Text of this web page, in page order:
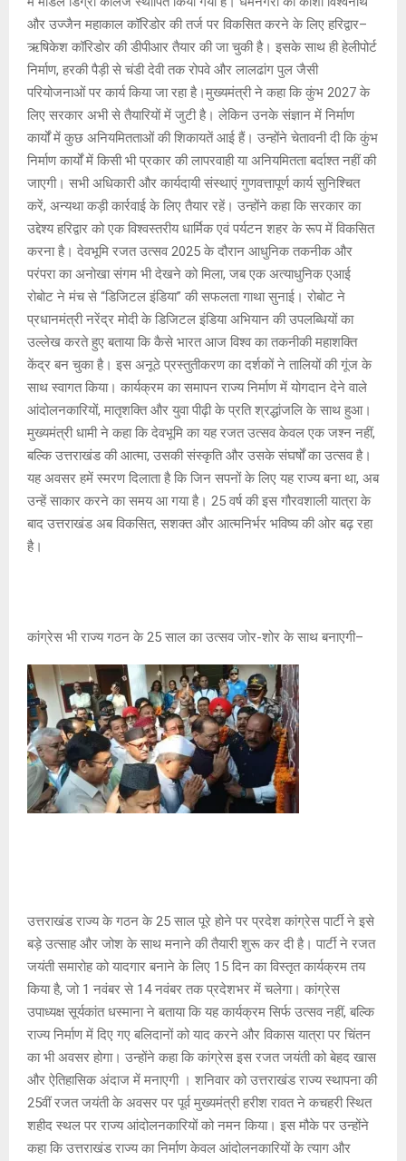
और उज्जैन महाकाल कॉरिडोर की तर्ज पर विकसित करने के लिए हरिद्वार–
ऋषिकेश कॉरिडोर की डीपीआर तैयार की जा चुकी है। इसके साथ ही हेलीपोर्ट
निर्माण, हरकी पैड़ी से चंडी देवी तक रोपवे और लालढांग पुल जैसी
परियोजनाओं पर कार्य किया जा रहा है।मुख्यमंत्री ने कहा कि कुंभ 2027 के
लिए सरकार अभी से तैयारियों में जुटी है। लेकिन उनके संज्ञान में निर्माण
कार्यों में कुछ अनियमितताओं की शिकायतें आई हैं। उन्होंने चेतावनी दी कि कुंभ
निर्माण कार्यों में किसी भी प्रकार की लापरवाही या अनियमितता बर्दाश्त नहीं की
जाएगी। सभी अधिकारी और कार्यदायी संस्थाएं गुणवत्तापूर्ण कार्य सुनिश्चित
करें, अन्यथा कड़ी कार्रवाई के लिए तैयार रहें। उन्होंने कहा कि सरकार का
उद्देश्य हरिद्वार को एक विश्वस्तरीय धार्मिक एवं पर्यटन शहर के रूप में विकसित
करना है। देवभूमि रजत उत्सव 2025 के दौरान आधुनिक तकनीक और
परंपरा का अनोखा संगम भी देखने को मिला, जब एक अत्याधुनिक एआई
रोबोट ने मंच से “डिजिटल इंडिया” की सफलता गाथा सुनाई। रोबोट ने
प्रधानमंत्री नरेंद्र मोदी के डिजिटल इंडिया अभियान की उपलब्धियों का
उल्लेख करते हुए बताया कि कैसे भारत आज विश्व का तकनीकी महाशक्ति
केंद्र बन चुका है। इस अनूठे प्रस्तुतीकरण का दर्शकों ने तालियों की गूंज के
साथ स्वागत किया। कार्यक्रम का समापन राज्य निर्माण में योगदान देने वाले
आंदोलनकारियों, मातृशक्ति और युवा पीढ़ी के प्रति श्रद्धांजलि के साथ हुआ।
मुख्यमंत्री धामी ने कहा कि देवभूमि का यह रजत उत्सव केवल एक जश्न नहीं,
बल्कि उत्तराखंड की आत्मा, उसकी संस्कृति और उसके संघर्षों का उत्सव है।
यह अवसर हमें स्मरण दिलाता है कि जिन सपनों के लिए यह राज्य बना था, अब
उन्हें साकार करने का समय आ गया है। 25 वर्ष की इस गौरवशाली यात्रा के
बाद उत्तराखंड अब विकसित, सशक्त और आत्मनिर्भर भविष्य की ओर बढ़ रहा
है।
कांग्रेस भी राज्य गठन के 25 साल का उत्सव जोर-शोर के साथ बनाएगी–
उत्तराखंड राज्य के गठन के 25 साल पूरे होने पर प्रदेश कांग्रेस पार्टी ने इसे
बड़े उत्साह और जोश के साथ मनाने की तैयारी शुरू कर दी है। पार्टी ने रजत
जयंती समारोह को यादगार बनाने के लिए 15 दिन का विस्तृत कार्यक्रम तय
किया है, जो 1 नवंबर से 14 नवंबर तक प्रदेशभर में चलेगा। कांग्रेस
उपाध्यक्ष सूर्यकांत धस्माना ने बताया कि यह कार्यक्रम सिर्फ उत्सव नहीं, बल्कि
राज्य निर्माण में दिए गए बलिदानों को याद करने और विकास यात्रा पर चिंतन
का भी अवसर होगा। उन्होंने कहा कि कांग्रेस इस रजत जयंती को बेहद खास
और ऐतिहासिक अंदाज में मनाएगी । शनिवार को उत्तराखंड राज्य स्थापना की
25वीं रजत जयंती के अवसर पर पूर्व मुख्यमंत्री हरीश रावत ने कचहरी स्थित
शहीद स्थल पर राज्य आंदोलनकारियों को नमन किया। इस मौके पर उन्होंने
कहा कि उत्तराखंड राज्य का निर्माण केवल आंदोलनकारियों के त्याग और